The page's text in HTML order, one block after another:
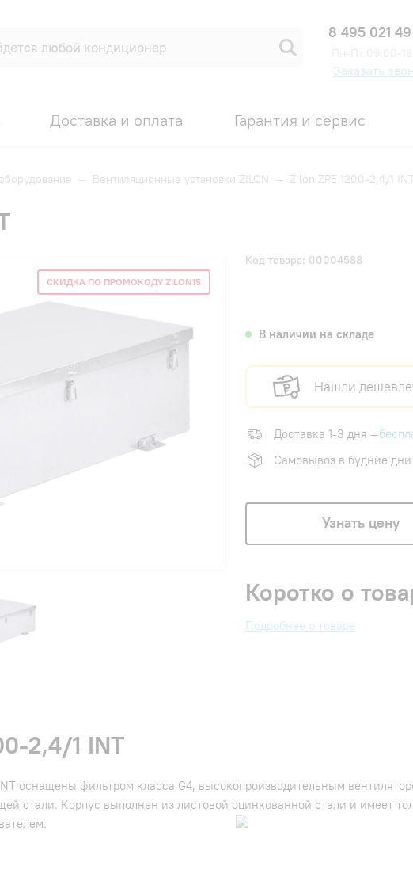
8 495 021
Заказать
Доставка и оплата Гарантия и сервис
— Вентиляционные установки ZILON — Zilon ZPE 1200-2,4/1
СКИДКА ПО ПРОМОКОДУ ZILON15
Код товара: 00004588
В наличии на складе
Нашли
Доставка 1-3 дня —
Самовывоз в будние
Узнать цену
Коротко о
Подробнее о товаре
2,4/1 INT
оснащены фильтром класса G4, высокопроизводительным
стали. Корпус выполнен из листовой оцинкованной стали и имеет